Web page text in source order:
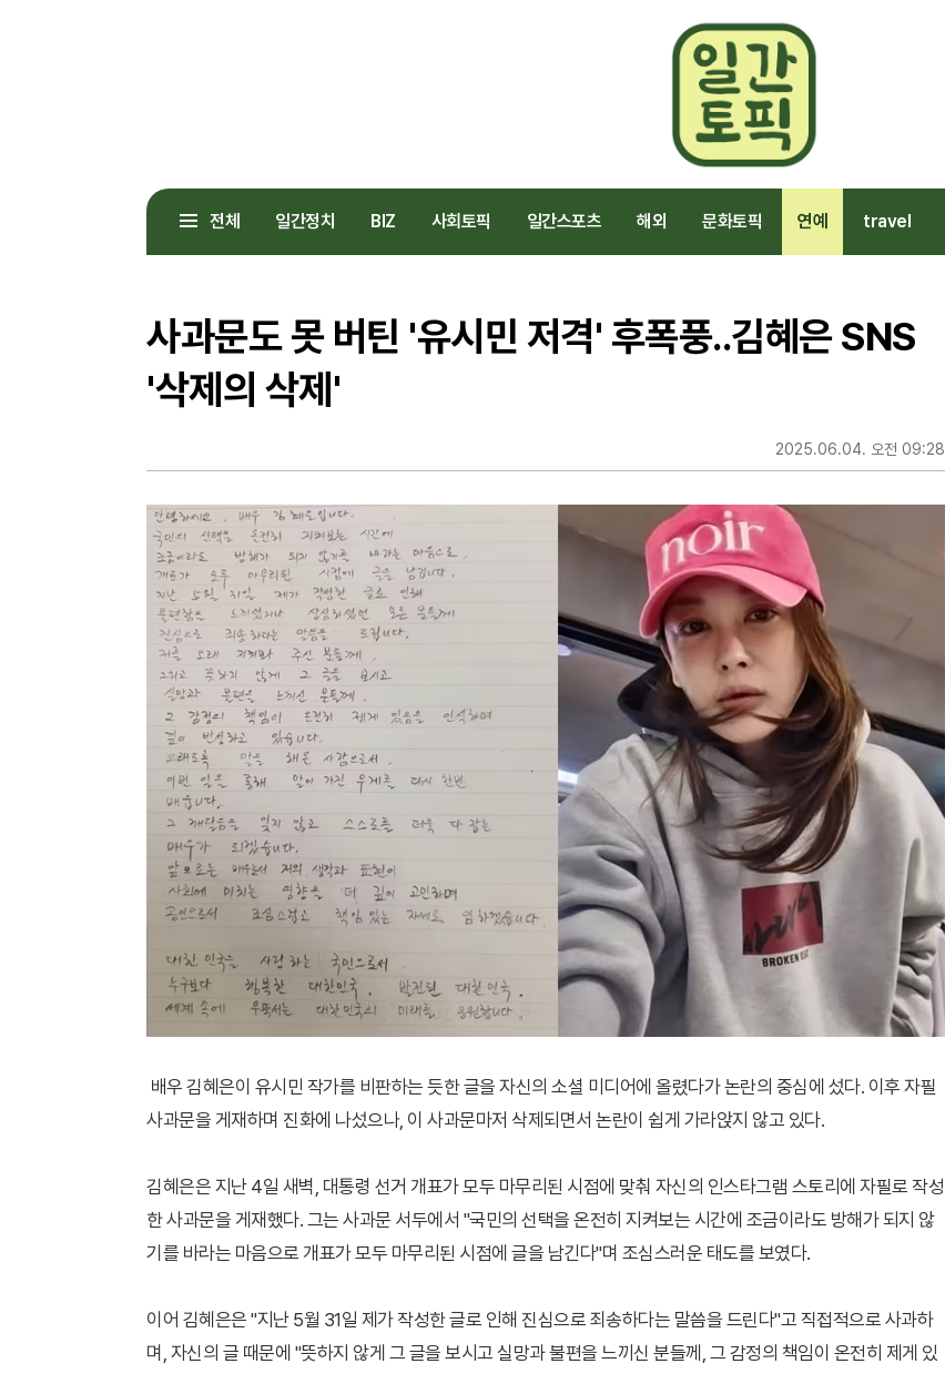
전체 일간정치 BIZ 사회토픽 일간스포츠 해외 문화토픽 연예 travel
사과문도 못 버틴 '유시민 저격' 후폭풍..김혜은 SNS
'삭제의 삭제'
2025.06.04. 오전 09:28
배우 김혜은이 유시민 작가를 비판하는 듯한 글을 자신의 소셜 미디어에 올렸다가 논란의 중심에 섰다. 이후 자필
사과문을 게재하며 진화에 나섰으나, 이 사과문마저 삭제되면서 논란이 쉽게 가라앉지 않고 있다.
김혜은은 지난 4일 새벽, 대통령 선거 개표가 모두 마무리된 시점에 맞춰 자신의 인스타그램 스토리에 자필로 작성
한 사과문을 게재했다. 그는 사과문 서두에서 "국민의 선택을 온전히 지켜보는 시간에 조금이라도 방해가 되지 않
기를 바라는 마음으로 개표가 모두 마무리된 시점에 글을 남긴다"며 조심스러운 태도를 보였다.
이어 김혜은은 "지난 5월 31일 제가 작성한 글로 인해 진심으로 죄송하다는 말씀을 드린다"고 직접적으로 사과하
며, 자신의 글 때문에 "뜻하지 않게 그 글을 보시고 실망과 불편을 느끼신 분들께, 그 감정의 책임이 온전히 제게 있